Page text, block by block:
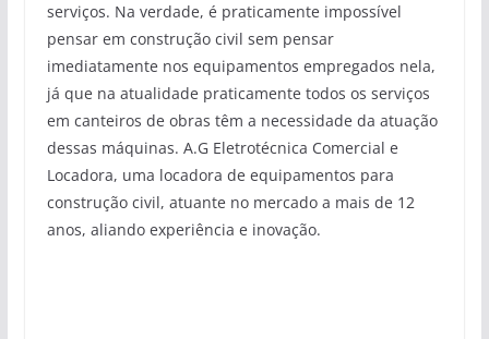
serviços. Na verdade, é praticamente impossível
pensar em construção civil sem pensar
imediatamente nos equipamentos empregados nela,
já que na atualidade praticamente todos os serviços
em canteiros de obras têm a necessidade da atuação
dessas máquinas. A.G Eletrotécnica Comercial e
Locadora, uma locadora de equipamentos para
construção civil, atuante no mercado a mais de 12
anos, aliando experiência e inovação.